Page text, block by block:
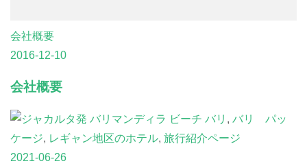
会社概要
2016-12-10
会社概要
バリ , バリ パッ
ケージ, レギャン地区のホテル, 旅行紹介ページ
2021-06-26